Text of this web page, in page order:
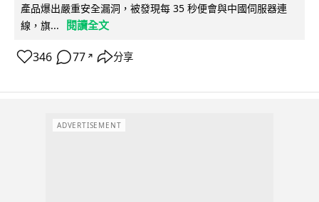
產品爆出嚴重安全漏洞，被發現每 35 秒便會與中國伺服器連
線，旗...
閱讀全文
346 77 ↗ 分享
ADVERTISEMENT